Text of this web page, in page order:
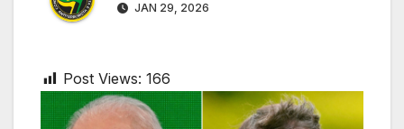
JAN 29, 2026
Post Views: 166